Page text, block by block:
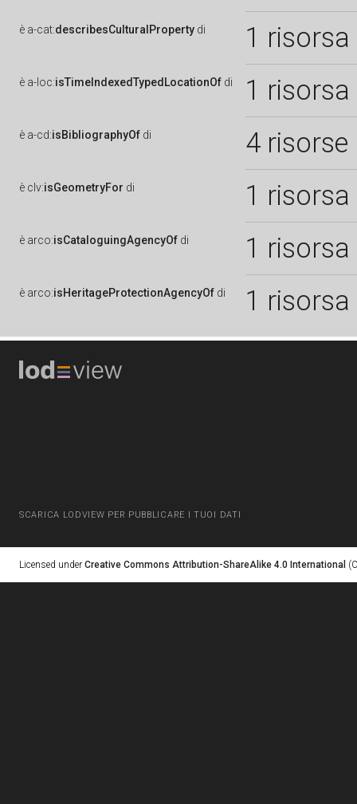
è a-cat:describesCulturalProperty di 1 risorsa
è a-loc:isTimeIndexedTypedLocationOf di 1 risorsa
è a-cd:isBibliographyOf di 4 risorse
è clv:isGeometryFor di 1 risorsa
è arco:isCataloguingAgencyOf di 1 risorsa
è arco:isHeritageProtectionAgencyOf di 1 risorsa
SCARICA LODVIEW PER PUBBLICARE I TUOI DATI
Licensed under Creative Commons Attribution-ShareAlike 4.0 International